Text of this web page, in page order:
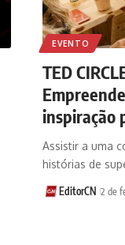
EVENTO
TED
inspiração
Assistir a uma
histórias de
EditorCN 2 de